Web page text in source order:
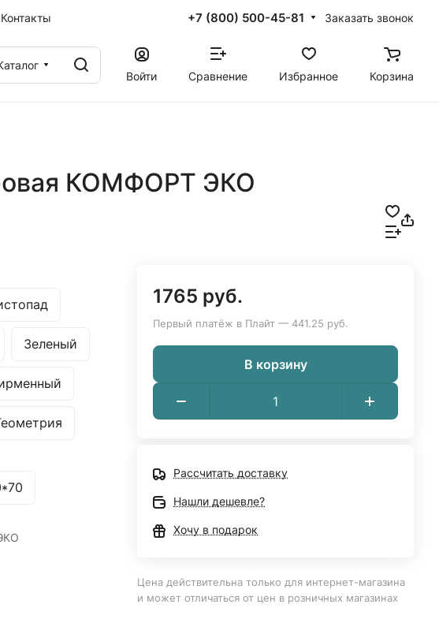
Контакты +7 (800) 500-45-81 Заказать звонок
Войти
Сравнение Избранное Корзина
КОМФОРТ ЭКО
Зеленый
1765 руб.
Первый платёж в Плайт — 441.25 руб.
В корзину
Рассчитать доставку
Нашли дешевле?
Хочу в подарок
Цена действительна только для интернет-магазина
и может отличаться от цен в розничных магазинах